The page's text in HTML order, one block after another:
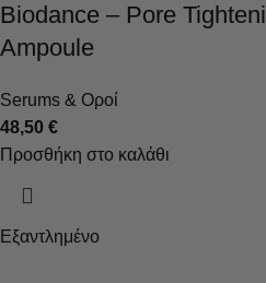
Biodance – Pore
Ampoule
Serums & Οροί
48,50 €
Προσθήκη στο καλάθι
Εξαντλημένο